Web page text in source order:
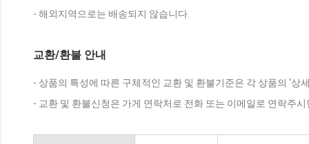
- 해외지역으로는 배송되지 않습니다.
교환/환불 안내
- 상품의 특성에 따른 구체적인 교환 및 환불기준은 각 상품의 '상
- 교환 및 환불신청은 가게 연락처로 전화 또는 이메일로 연락주